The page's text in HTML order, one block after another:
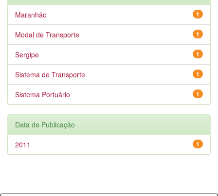
1
Maranhão
1
Modal de Transporte
1
Sergipe
1
Sistema de Transporte
1
Sistema Portuário
Data de Publicação
1
2011